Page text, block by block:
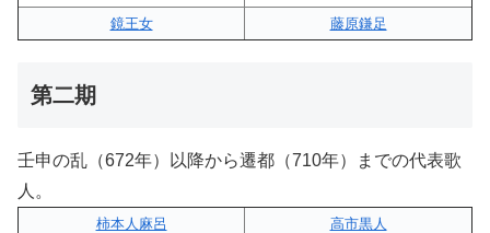
鏡王女
藤原鎌足
第二期
壬申の乱（672年）以降から遷都（710年）までの代表歌
人。
柿本人麻呂
高市黒人